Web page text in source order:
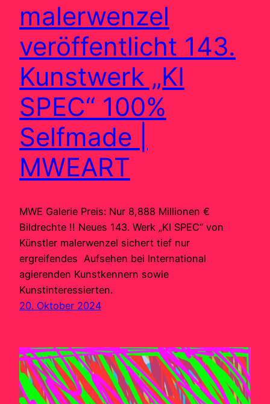
malerwenzel
veröffentlicht 143.
Kunstwerk „KI
SPEC“ 100%
Selfmade |
MWEART
MWE Galerie Preis: Nur 8,888 Millionen €
Bildrechte !! Neues 143. Werk „KI SPEC“ von
Künstler malerwenzel sichert tief nur
ergreifendes Aufsehen bei International
agierenden Kunstkennern sowie
Kunstinteressierten.
20. Oktober 2024